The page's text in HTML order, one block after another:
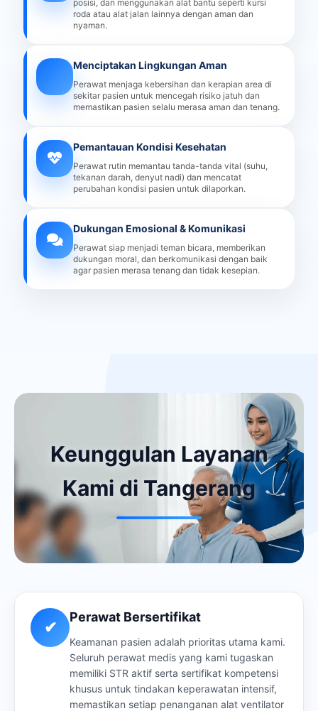
posisi, dan menggunakan alat bantu seperti kursi
roda atau alat jalan lainnya dengan aman dan
nyaman.
Menciptakan Lingkungan Aman
Perawat menjaga kebersihan dan kerapian area di
sekitar pasien untuk mencegah risiko jatuh dan
memastikan pasien selalu merasa aman dan tenang.
Pemantauan Kondisi Kesehatan
Perawat rutin memantau tanda-tanda vital (suhu,
tekanan darah, denyut nadi) dan mencatat
perubahan kondisi pasien untuk dilaporkan.
Dukungan Emosional & Komunikasi
Perawat siap menjadi teman bicara, memberikan
dukungan moral, dan berkomunikasi dengan baik
agar pasien merasa tenang dan tidak kesepian.
Keunggulan Layanan
Kami di Tangerang
✔
Perawat Bersertifikat
Keamanan pasien adalah prioritas utama kami.
Seluruh perawat medis yang kami tugaskan
memiliki STR aktif serta sertifikat kompetensi
khusus untuk tindakan keperawatan intensif,
memastikan setiap penanganan alat ventilator